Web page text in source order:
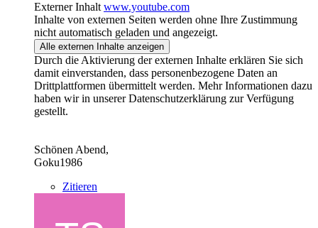
Externer Inhalt www.youtube.com
Inhalte von externen Seiten werden ohne Ihre Zustimmung
nicht automatisch geladen und angezeigt.
Alle externen Inhalte anzeigen
Durch die Aktivierung der externen Inhalte erklären Sie sich
damit einverstanden, dass personenbezogene Daten an
Drittplattformen übermittelt werden. Mehr Informationen dazu
haben wir in unserer Datenschutzerklärung zur Verfügung
gestellt.
Schönen Abend,
Goku1986
Zitieren